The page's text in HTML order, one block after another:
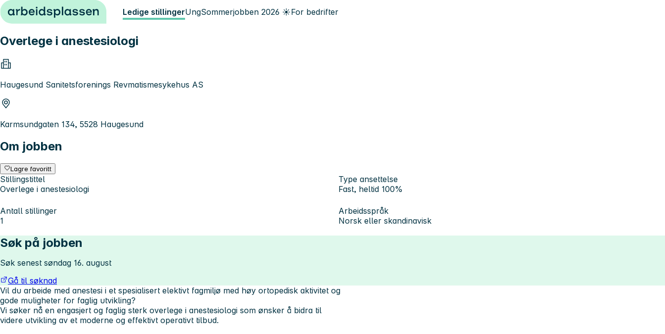
Hopp til innhold Ledige stillingerUngSommerjobben 2026 ☀️For bedrifter
Overlege i anestesiologi
Haugesund Sanitetsforenings Revmatismesykehus AS
Karmsundgaten 134, 5528 Haugesund
Om jobben
Lagre favoritt
Stillingstittel
Overlege i anestesiologi
Type ansettelse
Fast, heltid 100%
Antall stillinger
1
Arbeidsspråk
Norsk eller skandinavisk
Søk på jobben
Søk senest søndag 16. august
Gå til søknad
Vil du arbeide med anestesi i et spesialisert elektivt fagmiljø med høy ortopedisk aktivitet og
gode muligheter for faglig utvikling?
Vi søker nå en engasjert og faglig sterk overlege i anestesiologi som ønsker å bidra til
videre utvikling av et moderne og effektivt operativt tilbud.